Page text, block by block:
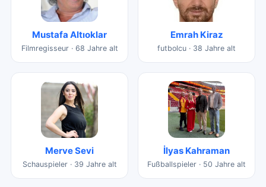
Mustafa Altıoklar
Filmregisseur · 68 Jahre alt
Emrah Kiraz
futbolcu · 38 Jahre alt
Merve Sevi
Schauspieler · 39 Jahre alt
İlyas Kahraman
Fußballspieler · 50 Jahre alt